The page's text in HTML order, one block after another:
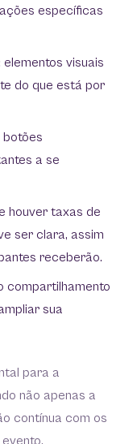
específicas
elementos visuais
do que está por
botões
a se
houver taxas de
ser clara, assim
receberão.
compartilhamento
sua
para a
não apenas a
contínua com os